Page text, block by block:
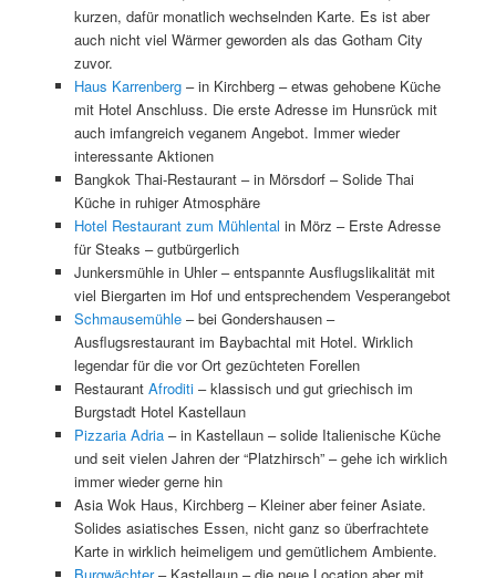
kurzen, dafür monatlich wechselnden Karte. Es ist aber
auch nicht viel Wärmer geworden als das Gotham City
zuvor.
Haus Karrenberg– in Kirchberg – etwas gehobene Küche
mit Hotel Anschluss. Die erste Adresse im Hunsrück mit
auch imfangreich veganem Angebot. Immer wieder
interessante Aktionen
Bangkok Thai-Restaurant – in Mörsdorf – Solide Thai
Küche in ruhiger Atmosphäre
Hotel Restaurant zum Mühlental in Mörz – Erste Adresse
für Steaks – gutbürgerlich
Junkersmühle in Uhler – entspannte Ausflugslikalität mit
viel Biergarten im Hof und entsprechendem Vesperangebot
Schmausemühle– bei Gondershausen –
Ausflugsrestaurant im Baybachtal mit Hotel. Wirklich
legendar für die vor Ort gezüchteten Forellen
Restaurant Afroditi– klassisch und gut griechisch im
Burgstadt Hotel Kastellaun
Pizzaria Adria– in Kastellaun – solide Italienische Küche
und seit vielen Jahren der “Platzhirsch” – gehe ich wirklich
immer wieder gerne hin
Asia Wok Haus, Kirchberg – Kleiner aber feiner Asiate.
Solides asiatisches Essen, nicht ganz so überfrachtete
Karte in wirklich heimeligem und gemütlichem Ambiente.